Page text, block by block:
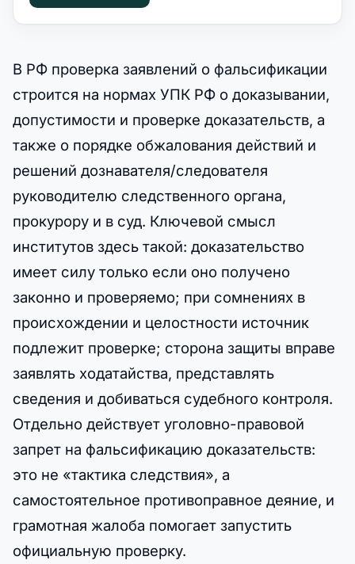
В РФ проверка заявлений о фальсификации
строится на нормах УПК РФ о доказывании,
допустимости и проверке доказательств, а
также о порядке обжалования действий и
решений дознавателя/следователя
руководителю следственного органа,
прокурору и в суд. Ключевой смысл
институтов здесь такой: доказательство
имеет силу только если оно получено
законно и проверяемо; при сомнениях в
происхождении и целостности источник
подлежит проверке; сторона защиты вправе
заявлять ходатайства, представлять
сведения и добиваться судебного контроля.
Отдельно действует уголовно-правовой
запрет на фальсификацию доказательств:
это не «тактика следствия», а
самостоятельное противоправное деяние, и
грамотная жалоба помогает запустить
официальную проверку.